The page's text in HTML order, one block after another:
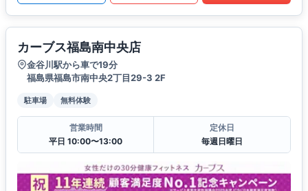
カーブス福島南中央店
金谷川駅から車で19分
福島県福島市南中央2丁目29-3 2F
駐車場 無料体験
営業時間
平日 10:00〜13:00
定休日
毎週日曜日